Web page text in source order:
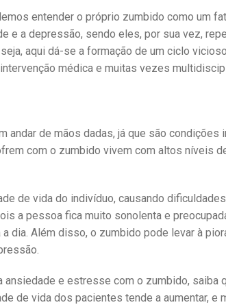
entender o próprio zumbido como um
e a depressão, sendo eles, por sua vez,
aqui dá-se a formação de um ciclo
médica e muitas vezes
andar de mãos dadas, já que são condições
com o zumbido vivem com altos níveis
de vida do indivíduo, causando
a pessoa fica muito sonolenta e
dia. Além disso, o zumbido pode levar à
e estresse com o zumbido, saiba
de vida dos pacientes tende a aumentar, e